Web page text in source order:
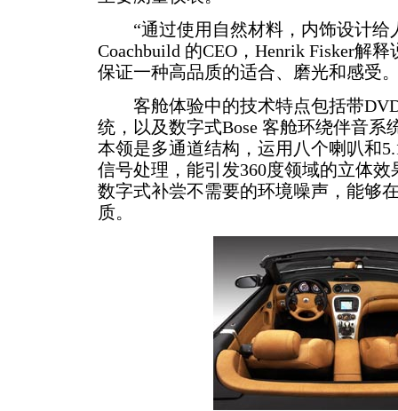
“通过使用自然材料，内饰设计给
Coachbuild 的CEO，Henrik Fisker解
保证一种高品质的适合、磨光和感受
客舱体验中的技术特点包括带DVD
统，以及数字式Bose 客舱环绕伴音系
本领是多通道结构，运用八个喇叭和
信号处理，能引发360度领域的立体效
数字式补尝不需要的环境噪声，能够
质。